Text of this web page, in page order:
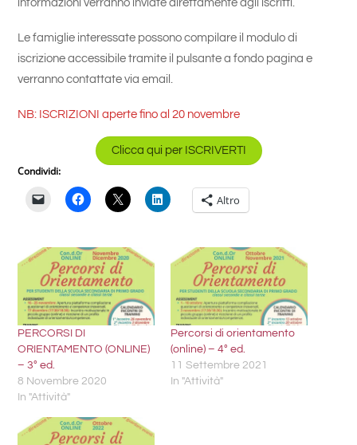
informazioni verranno inviate direttamente agli iscritti.
Le famiglie interessate possono compilare il modulo di
iscrizione accessibile tramite il pulsante a fondo pagina e
verranno contattate via email.
NB: ISCRIZIONI aperte fino al 20 novembre
Clicca qui per ISCRIVERTI
Condividi:
Altro
PERCORSI DI
ORIENTAMENTO (ONLINE)
– 3° ed.
8 Novembre 2020
In "Attività"
Percorsi di orientamento
(online) – 4° ed.
11 Settembre 2021
In "Attività"